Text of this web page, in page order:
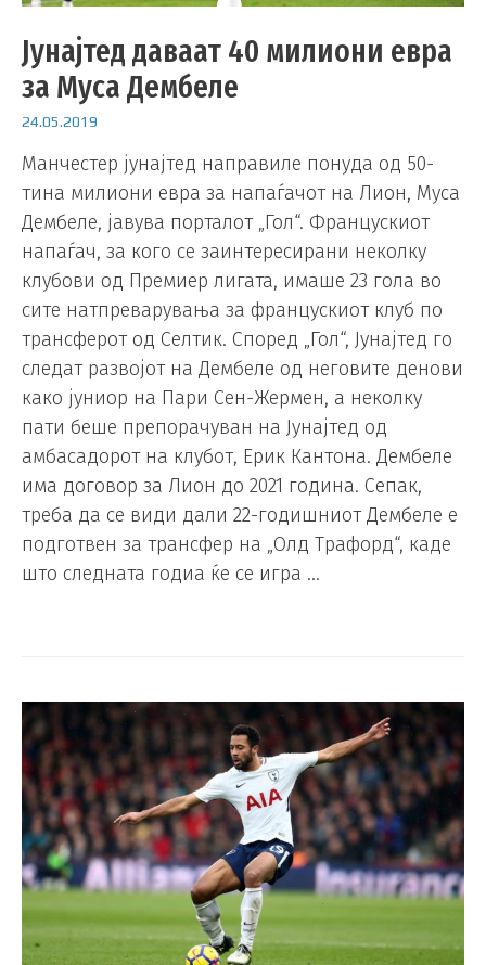
Јунајтед даваат 40 милиони евра
за Муса Дембеле
24.05.2019
Манчестер јунајтед направиле понуда од 50-
тина милиони евра за напаѓачот на Лион, Муса
Дембеле, јавува порталот „Гол“. Францускиот
напаѓач, за кого се заинтересирани неколку
клубови од Премиер лигата, имаше 23 гола во
сите натпреварувања за францускиот клуб по
трансферот од Селтик. Според „Гол“, Јунајтед го
следат развојот на Дембеле од неговите денови
како јуниор на Пари Сен-Жермен, а неколку
пати беше препорачуван на Јунајтед од
амбасадорот на клубот, Ерик Кантона. Дембеле
има договор за Лион до 2021 година. Сепак,
треба да се види дали 22-годишниот Дембеле е
подготвен за трансфер на „Олд Трафорд“, каде
што следната годиа ќе се игра …